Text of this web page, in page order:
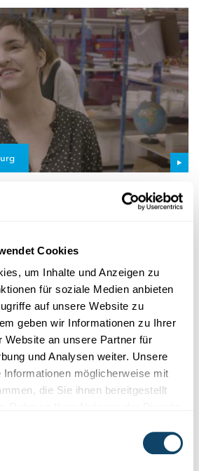
Cookies
um Inhalte und Anzeigen zu
für soziale Medien anbieten
auf unsere Website zu
geben wir Informationen zu Ihrer
Website an unsere Partner für
und Analysen weiter. Unsere
Informationen möglicherweise mit
die Sie ihnen bereitgestellt
Ressourcen- a
Wat ass de SciTeach Center, a
of Luxembourg